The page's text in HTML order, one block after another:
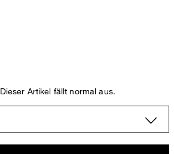
Dieser Artikel fällt normal aus.